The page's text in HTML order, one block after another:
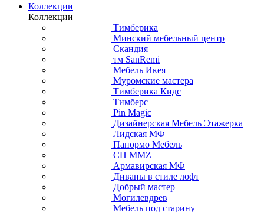
Коллекции
Коллекции
Тимберика
Минский мебельный центр
Скандия
тм SanRemi
Мебель Икея
Муромские мастера
Тимберика Кидс
Тимберс
Pin Magic
Дизайнерская Мебель Этажерка
Лидская МФ
Панормо Мебель
СП ММZ
Армавирская МФ
Диваны в стиле лофт
Добрый мастер
Могилевдрев
Мебель под старину